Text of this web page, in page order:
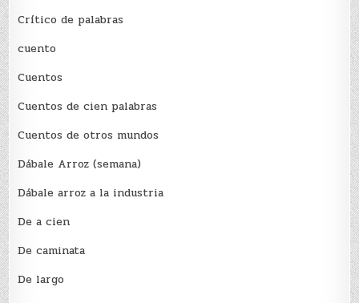
Crítico de palabras
cuento
Cuentos
Cuentos de cien palabras
Cuentos de otros mundos
Dábale Arroz (semana)
Dábale arroz a la industria
De a cien
De caminata
De largo